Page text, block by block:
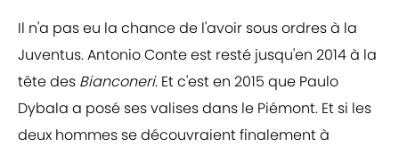
Il n'a pas eu la chance de l'avoir sous ordres à la
Juventus. Antonio Conte est resté jusqu'en 2014 à la
tête des Bianconeri. Et c'est en 2015 que Paulo
Dybala a posé ses valises dans le Piémont. Et si les
deux hommes se découvraient finalement à